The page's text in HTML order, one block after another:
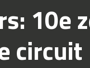
10e
circuit